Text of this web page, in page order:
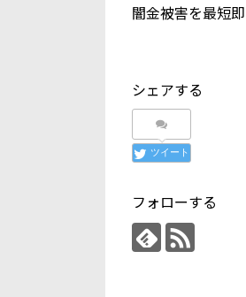
闇金被害を最短
シェアする
ツイート
フォローする